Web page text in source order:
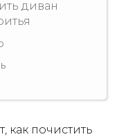
диван
как почистить